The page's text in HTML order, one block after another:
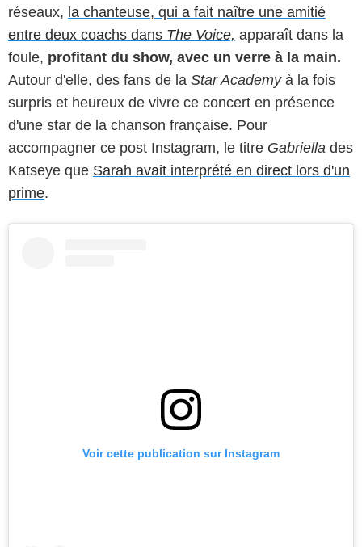
réseaux, la chanteuse, qui a fait naître une amitié
entre deux coachs dans The Voice, apparaît dans la
foule, profitant du show, avec un verre à la main.
Autour d'elle, des fans de la Star Academyà la fois
surpris et heureux de vivre ce concert en présence
d'une star de la chanson française. Pour
accompagner ce post Instagram, le titre Gabriella des
Katseye que Sarah avait interprété en direct lors d'un
prime.
Voir cette publication sur Instagram